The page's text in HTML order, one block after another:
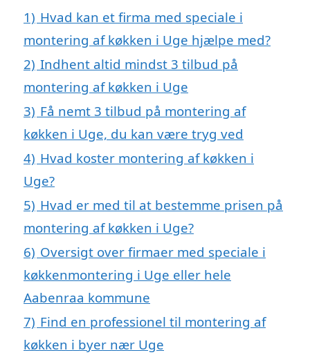
1) Hvad kan et firma med speciale i
montering af køkken i Uge hjælpe med?
2) Indhent altid mindst 3 tilbud på
montering af køkken i Uge
3) Få nemt 3 tilbud på montering af
køkken i Uge, du kan være tryg ved
4) Hvad koster montering af køkken i
Uge?
5) Hvad er med til at bestemme prisen på
montering af køkken i Uge?
6) Oversigt over firmaer med speciale i
køkkenmontering i Uge eller hele
Aabenraa kommune
7) Find en professionel til montering af
køkken i byer nær Uge